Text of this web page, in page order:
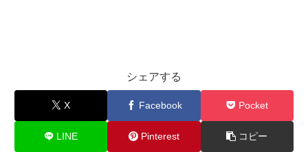
シェアする
X Facebook Pocket
LINE Pinterest コピー